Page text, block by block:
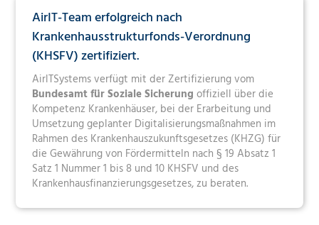
AirIT-Team erfolgreich nach
Krankenhausstrukturfonds-Verordnung
(KHSFV) zertifiziert.
AirlTSystems verfügt mit der Zertifizierung vom
Bundesamt für Soziale Sicherung offiziell über die
Kompetenz Krankenhäuser, bei der Erarbeitung und
Umsetzung geplanter Digitalisierungsmaßnahmen im
Rahmen des Krankenhauszukunftsgesetzes (KHZG) für
die Gewährung von Fördermitteln nach § 19 Absatz 1
Satz 1 Nummer 1 bis 8 und 10 KHSFV und des
Krankenhausfinanzierungsgesetzes, zu beraten.